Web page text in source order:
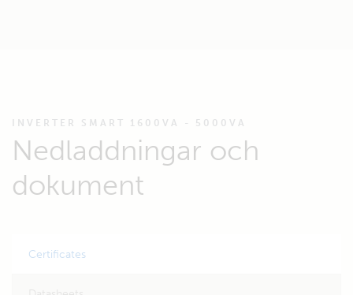
INVERTER SMART 1600VA - 5000VA
Nedladdningar och
dokument
Certificates